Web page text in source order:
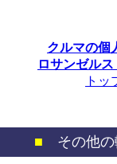
クルマの個
ロサンゼル
トッ
■ その他